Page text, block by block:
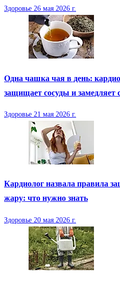
Здоровье 26 мая 2026 г.
Одна чашка чая в день:
защищает сосуды и замедляет
Здоровье 21 мая 2026 г.
Кардиолог назвала правила
жару: что нужно знать
Здоровье 20 мая 2026 г.